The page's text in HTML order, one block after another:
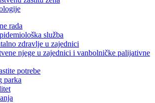
rada
služba
zdravlje u zajednici
njege u zajednici i vanbolničke palijativne
potrebe
parka